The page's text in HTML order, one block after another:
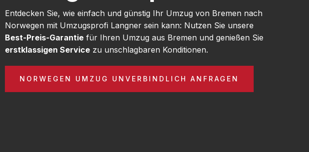
Entdecken Sie, wie einfach und günstig Ihr Umzug von Bremen nach
Norwegen mit Umzugsprofi Langner sein kann: Nutzen Sie unsere
Best-Preis-Garantie für Ihren Umzug aus Bremen und genießen Sie
erstklassigen Service zu unschlagbaren Konditionen.
NORWEGEN UMZUG UNVERBINDLICH ANFRAGEN